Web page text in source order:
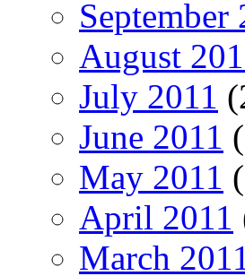
September
August
July 2011
June 2011
May 2011
April 2011
March